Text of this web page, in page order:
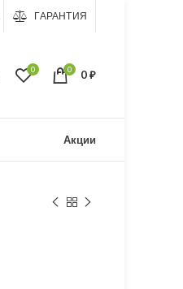
ГАРАНТИЯ
0 0 0₽
Акции